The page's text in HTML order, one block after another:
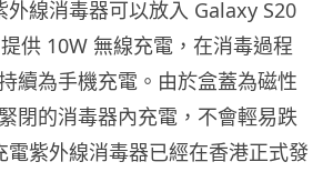
外線消毒器可以放入 Galaxy S20
供 10W 無線充電，在消毒過程
續為手機充電。由於盒蓋為磁性
閉的消毒器內充電，不會輕易跌
電紫外線消毒器已經在香港正式發